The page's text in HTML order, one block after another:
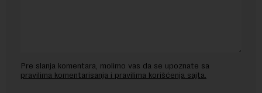
Pre slanja komentara, molimo vas da se upoznate sa
pravilima komentarisanja i pravilima korišćenja sajta.